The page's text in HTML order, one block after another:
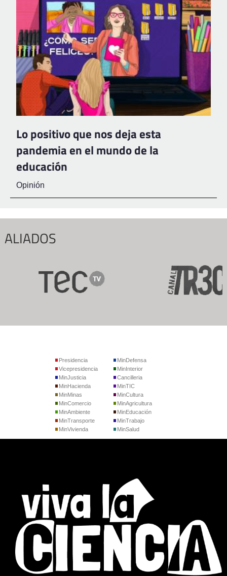
Lo positivo que nos deja esta
pandemia en el mundo de la
educación
Opinión
ALIADOS
Presidencia
Vicepresidencia
MinJusticia
MinDefensa
MinInterior
Cancilleria
MinHacienda
MinMinas
MinComercio
MinTIC
MinCultura
MinAgricultura
MinAmbiente
MinTransporte
MinVivienda
MinEducación
MinTrabajo
MinSalud